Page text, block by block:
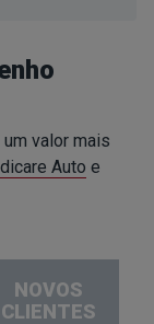
valor mais
Auto e
NOVOS
CLIENTES